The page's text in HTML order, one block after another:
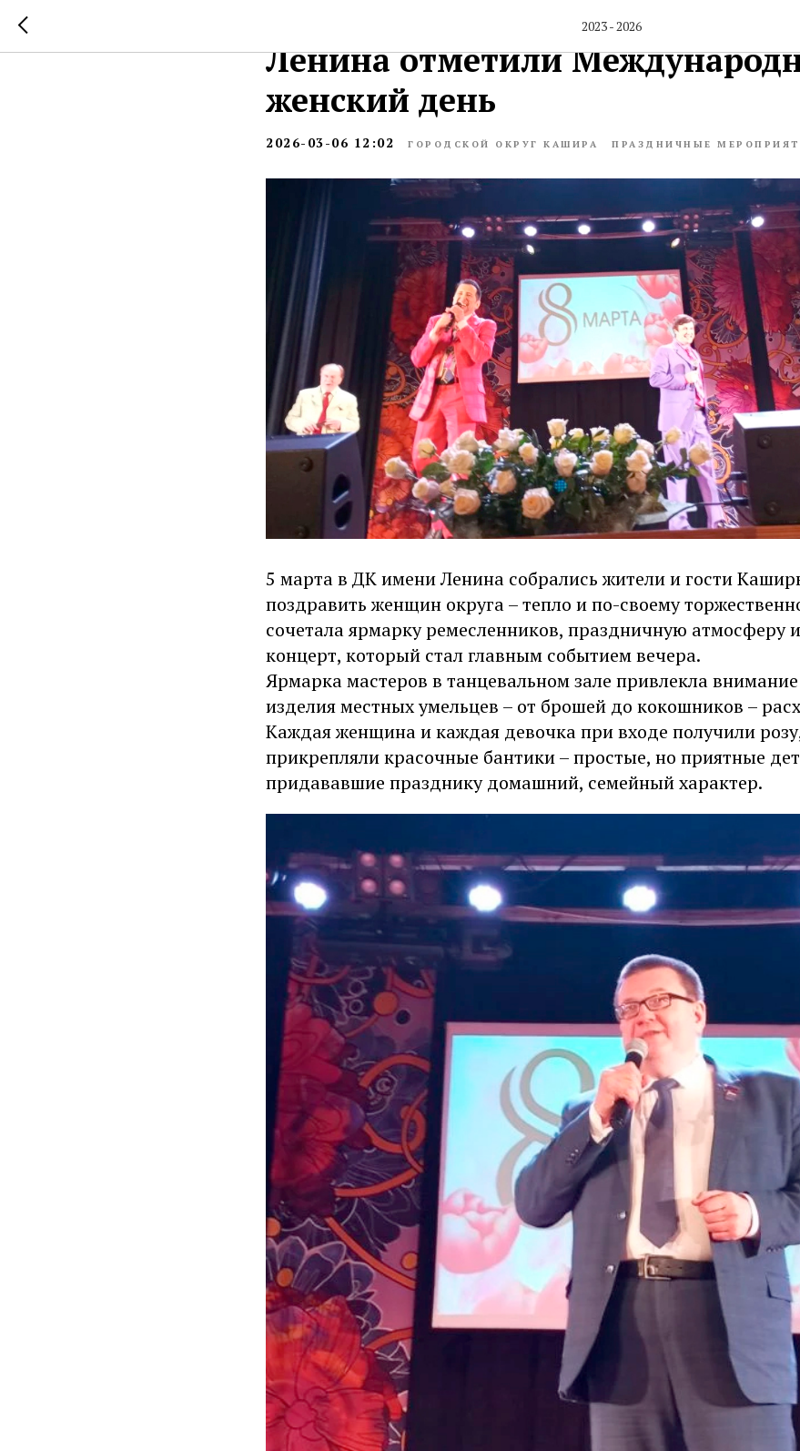
2023 - 2026
Праздник весны и красоты: в
Ленина отметили
женский день
2026-03-06 12:02 ГОРОДСКОЙ ОКРУГ КАШИРА ПРАЗДНИЧНЫЕ
5 марта в ДК имени Ленина собрались жители и гости
поздравить женщин округа – тепло и по-своему
сочетала ярмарку ремесленников, праздничную атмосферу
концерт, который стал главным событием вечера.
Ярмарка мастеров в танцевальном зале привлекла
изделия местных умельцев – от брошей до кокошников –
Каждая женщина и каждая девочка при входе получили
прикрепляли красочные бантики – простые, но приятные
придававшие празднику домашний, семейный характер.